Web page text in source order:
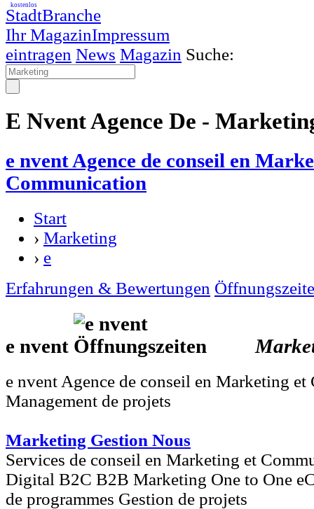
StadtBranche
Ihr MagazinImpressum
kostenlos
eintragen News Magazin Suche:
E Nvent Agence De -
e nvent Agence de conseil en
Communication
Start
› Marketing
› e
Erfahrungen & Bewertungen
e nvent
e nvent Agence de conseil en Marketing
Management de projets
Marketing Gestion Nous
Services de conseil en Marketing et
Digital B2C B2B Marketing One to One
de programmes Gestion de projets